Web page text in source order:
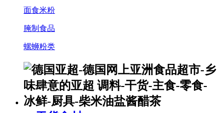
面食米粉
腌制食品
螺蛳粉类